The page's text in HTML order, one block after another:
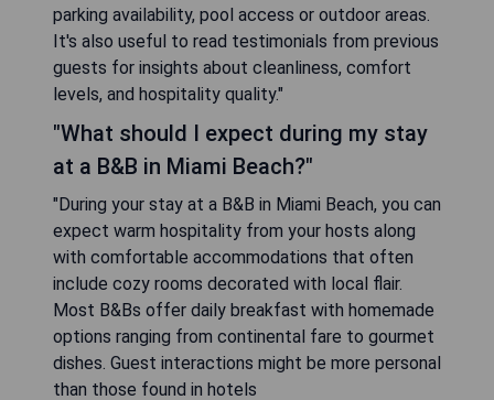
parking availability, pool access or outdoor areas.
It's also useful to read testimonials from previous
guests for insights about cleanliness, comfort
levels, and hospitality quality."
"What should I expect during my stay
at a B&B in Miami Beach?"
"During your stay at a B&B in Miami Beach, you can
expect warm hospitality from your hosts along
with comfortable accommodations that often
include cozy rooms decorated with local flair.
Most B&Bs offer daily breakfast with homemade
options ranging from continental fare to gourmet
dishes. Guest interactions might be more personal
than those found in hotels